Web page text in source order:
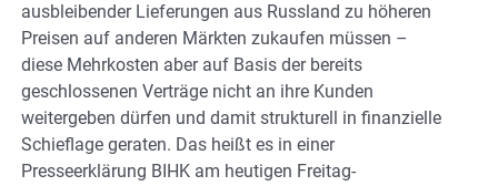
ausbleibender Lieferungen aus Russland zu höheren
Preisen auf anderen Märkten zukaufen müssen –
diese Mehrkosten aber auf Basis der bereits
geschlossenen Verträge nicht an ihre Kunden
weitergeben dürfen und damit strukturell in finanzielle
Schieflage geraten. Das heißt es in einer
Presseerklärung BIHK am heutigen Freitag-